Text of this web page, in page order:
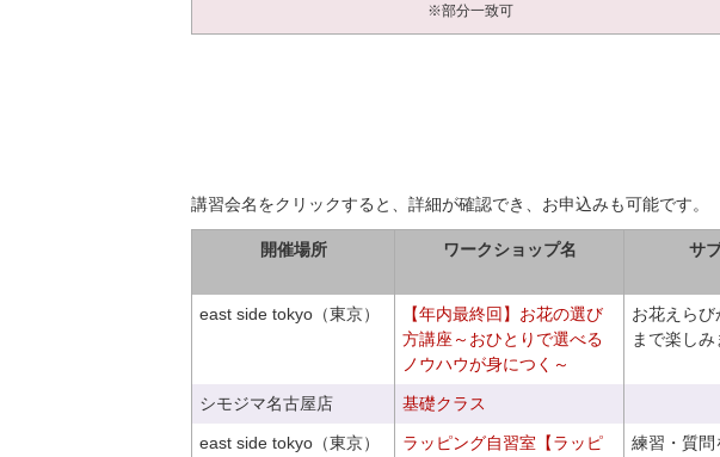
※部分一致可
講習会名をクリックすると、詳細が確認でき、お申込みも可能です。
開催場所 ワークショップ名 サ
east side tokyo（東京）
【年内最終回】お花の選び
方講座～おひとりで選べる
ノウハウが身につく～
お花えら
まで楽しみ
シモジマ名古屋店 基礎クラス
east side tokyo（東京）
ラッピング自習室【ラッピ
練習・質問